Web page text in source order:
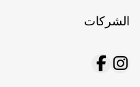
الشركات